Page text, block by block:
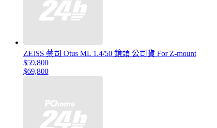
ZEISS 蔡司 Otus ML 1.4/50 鏡頭 公司貨 For Z-mount
$59,800
$69,800